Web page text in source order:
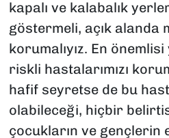
kapalı ve kalabalık
göstermeli, açık alanda
korumalıyız. En önemlisi
riskli hastalarımızı
hafif seyretse de bu
olabileceği, hiçbir
çocukların ve gençlerin